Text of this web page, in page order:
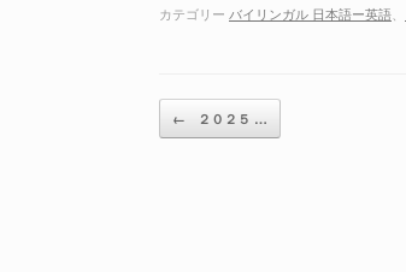
ー
カテゴリー バイリンガル 日本語ー英語
投稿ナビゲーション
← ２０２５ …